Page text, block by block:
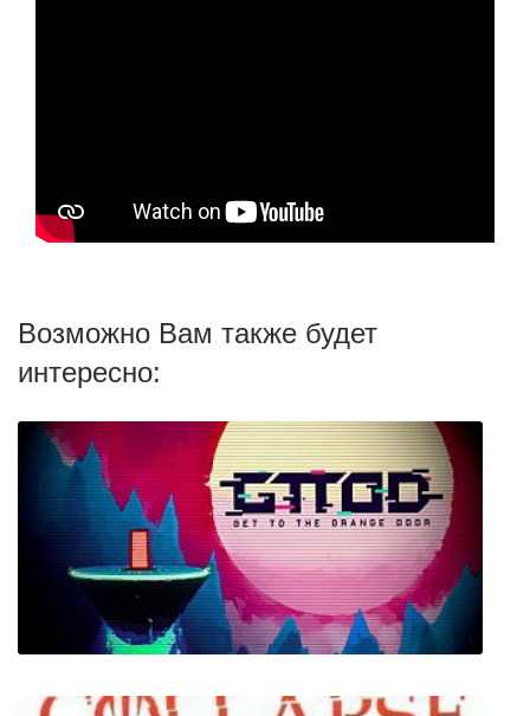
Возможно Вам также будет
интересно: